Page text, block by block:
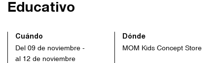
Educativo
Cuándo
Del 09 de noviembre -
al 12 de noviembre
Dónde
MOM Kids Concept Store